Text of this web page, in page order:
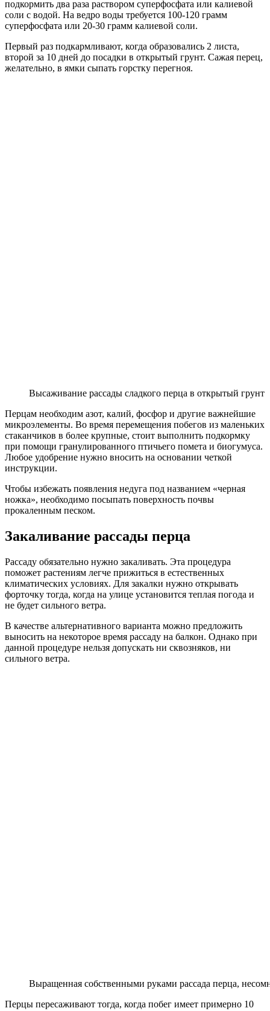
подкормить два раза раствором суперфосфата или калиевой
соли с водой. На ведро воды требуется 100-120 грамм
суперфосфата или 20-30 грамм калиевой соли.
Первый раз подкармливают, когда образовались 2 листа,
второй за 10 дней до посадки в открытый грунт. Сажая перец,
желательно, в ямки сыпать горстку перегноя.
Высаживание рассады сладкого перца в открытый грунт
Перцам необходим азот, калий, фосфор и другие важнейшие
микроэлементы. Во время перемещения побегов из маленьких
стаканчиков в более крупные, стоит выполнить подкормку
при помощи гранулированного птичьего помета и биогумуса.
Любое удобрение нужно вносить на основании четкой
инструкции.
Чтобы избежать появления недуга под названием «черная
ножка», необходимо посыпать поверхность почвы
прокаленным песком.
Закаливание рассады перца
Рассаду обязательно нужно закаливать. Эта процедура
поможет растениям легче прижиться в естественных
климатических условиях. Для закалки нужно открывать
форточку тогда, когда на улице установится теплая погода и
не будет сильного ветра.
В качестве альтернативного варианта можно предложить
выносить на некоторое время рассаду на балкон. Однако при
данной процедуре нельзя допускать ни сквозняков, ни
сильного ветра.
Выращенная собственными руками рассада перца,
Перцы пересаживают тогда, когда побег имеет примерно 10